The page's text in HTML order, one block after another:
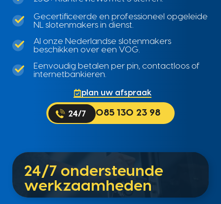
Gecertificeerde en professioneel opgeleide
NL slotenmakers in dienst.
Al onze Nederlandse slotenmakers
beschikken over een VOG.
Eenvoudig betalen per pin, contactloos of
internetbankieren.
plan uw afspraak
085 130 23 98
24/7 ondersteunde
werkzaamheden